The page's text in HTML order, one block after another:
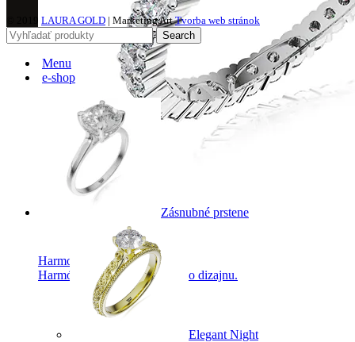
Harmony
Harmónia klasiky a moderného dizajnu.
LAURA GOLD | Marketing ArtTvorba web stránok
Search
Menu
e-shop
Zásnubné prstene
Elegant Night